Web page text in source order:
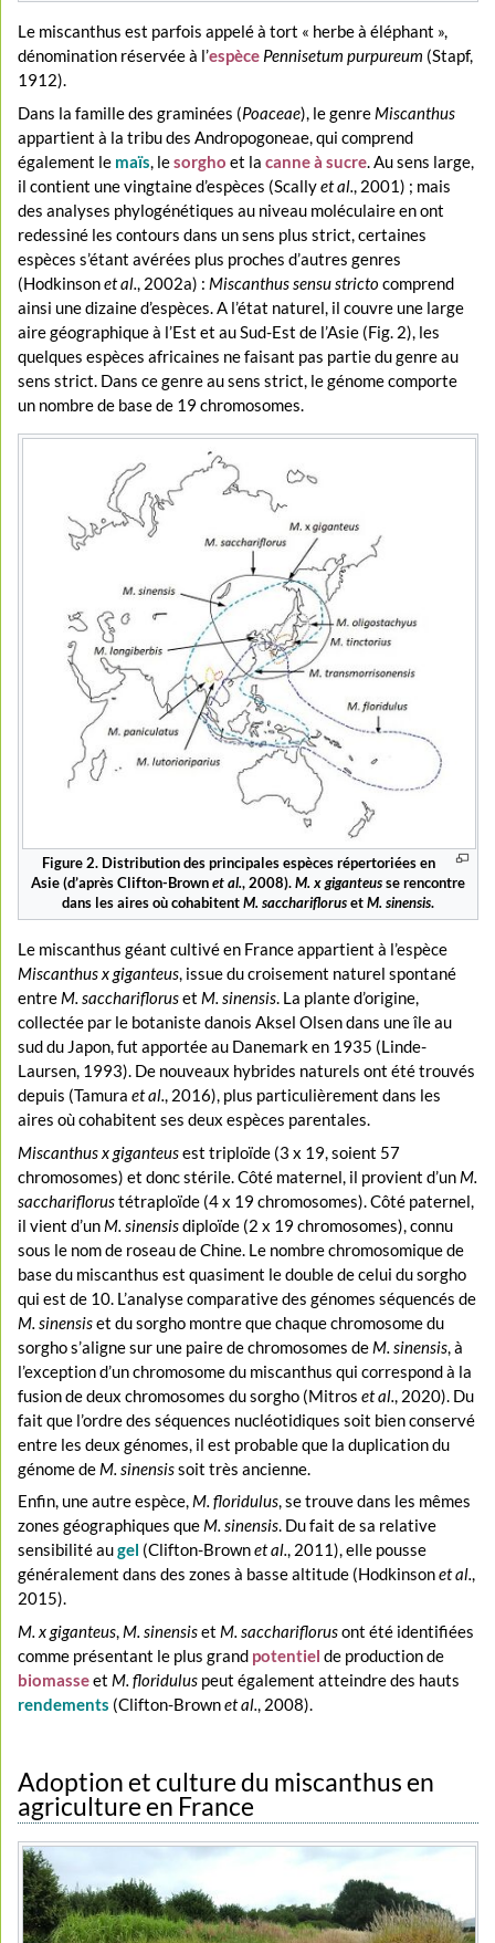
Le miscanthus est parfois appelé à tort « herbe à éléphant »,
dénomination réservée à l’espèce Pennisetum purpureum (Stapf,
1912).
Dans la famille des graminées (Poaceae), le genre Miscanthus
appartient à la tribu des Andropogoneae, qui comprend
également le maïs, lesorgho et lacanne à sucre. Au sens large,
il contient une vingtaine d’espèces (Scallyet al., 2001) ; mais
des analyses phylogénétiques au niveau moléculaire en ont
redessiné les contours dans un sens plus strict, certaines
espèces s’étant avérées plus proches d’autres genres
(Hodkinsonet al., 2002a) : Miscanthus sensu strictocomprend
ainsi une dizaine d’espèces. A l’état naturel, il couvre une large
aire géographique à l’Est et au Sud-Est de l’Asie (Fig. 2), les
quelques espèces africaines ne faisant pas partie du genre au
sens strict. Dans ce genre au sens strict, le génome comporte
un nombre de base de 19 chromosomes.
Figure 2. Distribution des principales espèces répertoriées en
Asie (d’après Clifton-Brownet al., 2008).M. x giganteusse rencontre
dans les aires où cohabitentM. sacchariflorusetM. sinensis.
Le miscanthus géant cultivé en France appartient à l’espèce
Miscanthus x giganteus, issue du croisement naturel spontané
entre M. saccharifloruset M. sinensis. La plante d’origine,
collectée par le botaniste danois Aksel Olsen dans une île au
sud du Japon, fut apportée au Danemark en 1935 (Linde-
Laursen, 1993). De nouveaux hybrides naturels ont été trouvés
depuis (Tamuraet al., 2016), plus particulièrement dans les
aires où cohabitent ses deux espèces parentales.
Miscanthus x giganteusest triploïde (3 x 19, soient 57
chromosomes) et donc stérile. Côté maternel, il provient d’un M.
sacchariflorustétraploïde (4 x 19 chromosomes). Côté paternel,
il vient d’un M. sinensisdiploïde (2 x 19 chromosomes), connu
sous le nom de roseau de Chine. Le nombre chromosomique de
base du miscanthus est quasiment le double de celui du sorgho
qui est de 10. L’analyse comparative des génomes séquencés de
M. sinensiset du sorgho montre que chaque chromosome du
sorgho s’aligne sur une paire de chromosomes de M. sinensis, à
l’exception d’un chromosome du miscanthus qui correspond à la
fusion de deux chromosomes du sorgho (Mitroset al., 2020). Du
fait que l’ordre des séquences nucléotidiques soit bien conservé
entre les deux génomes, il est probable que la duplication du
génome de M. sinensissoit très ancienne.
Enfin, une autre espèce, M. floridulus, se trouve dans les mêmes
zones géographiques que M. sinensis. Du fait de sa relative
sensibilité augel (Clifton-Brownet al., 2011), elle pousse
généralement dans des zones à basse altitude (Hodkinsonet al.,
2015).
M. x giganteus, M. sinensiset M. sacchariflorusont été identifiées
comme présentant le plus grand potentiel de production de
biomasseet M. floridulus peut également atteindre des hauts
rendements (Clifton-Brownet al., 2008).
Adoption et culture du miscanthus en
agriculture en France